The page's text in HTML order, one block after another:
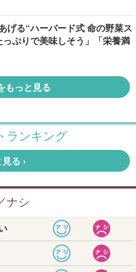
げる“ハーバード式 命の野菜ス
ぷりで美味しそう」「栄養満
もっと見る